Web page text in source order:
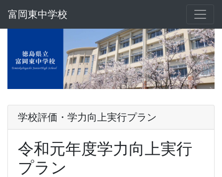
富岡東中学校
学校評価・学力向上実行プラン
令和元年度学力向上実行
プラン